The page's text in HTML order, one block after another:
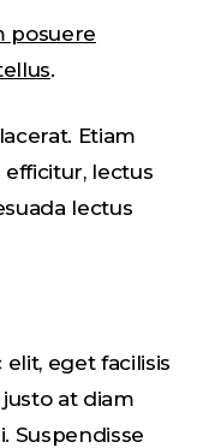
posuere
.
Etiam
lectus
lectus
eget facilisis
at diam
Suspendisse